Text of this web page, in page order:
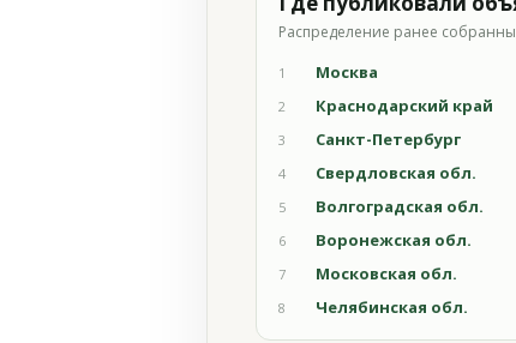
Распределение ранее
1 Москва
2
Краснодарский край
3
Санкт-Петербург
4
Свердловская обл.
5
Волгоградская обл.
6
Воронежская обл.
7
Московская обл.
8
Челябинская обл.